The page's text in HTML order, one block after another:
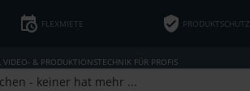
FLEXMIETE PRODUKTSCHUTZ
VIDEO- & PRODUKTIONSTECHNIK FÜR PROFIS